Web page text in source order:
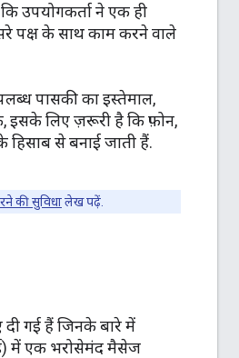
उपयोगकर्ता ने एक ही
पक्ष के साथ काम करने वाले
पासकी का इस्तेमाल,
इसके लिए ज़रूरी है कि फ़ोन,
हिसाब से बनाई जाती हैं.
की सुविधालेख पढ़ें.
दी गई हैं जिनके बारे में
में एक भरोसेमंद मैसेज